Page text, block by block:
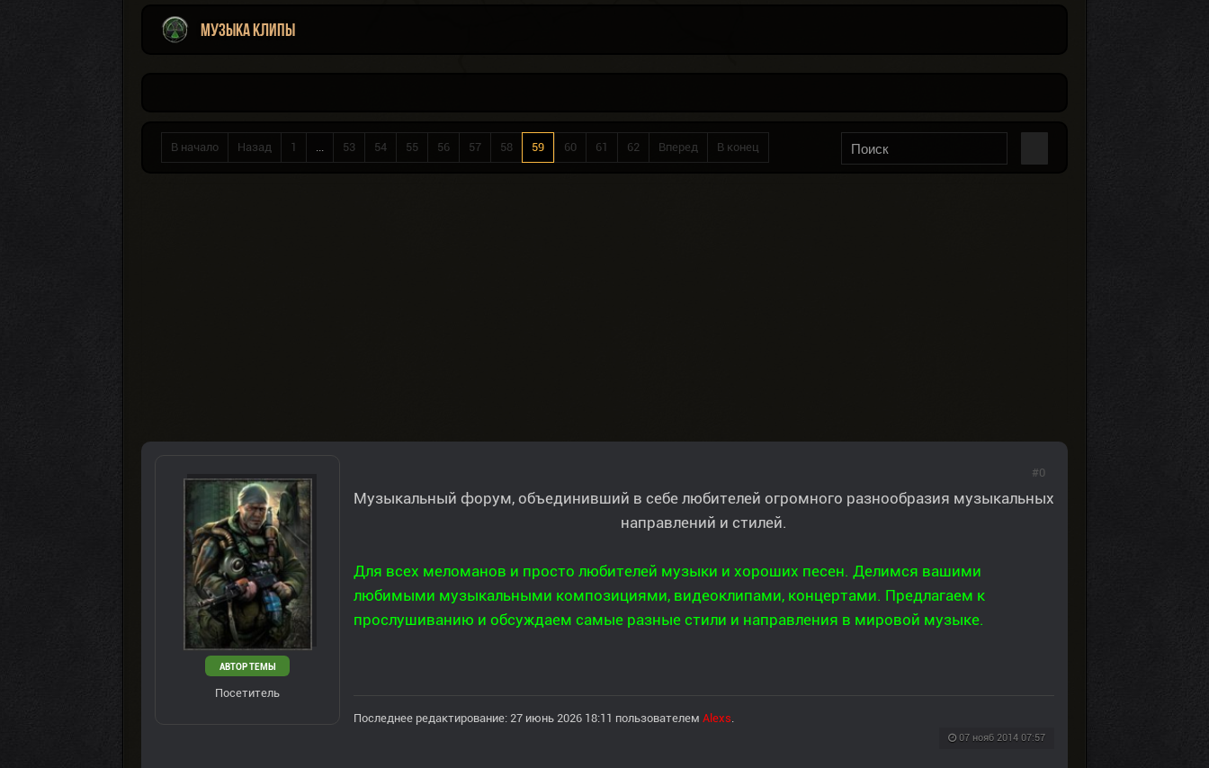
Музыка Клипы
В начало Назад 1 ... 53 54 55 56 57 58 59 60 61 62 Вперед В конец
АВТОР ТЕМЫ
Посетитель
Музыкальный форум, объединивший в себе любителей огромного разнообразия музыкальных
направлений и стилей.
Для всех меломанов и просто любителей музыки и хороших песен. Делимся вашими
любимыми музыкальными композициями, видеоклипами, концертами. Предлагаем к
прослушиванию и обсуждаем самые разные стили и направления в мировой музыке.
Последнее редактирование: 27 июнь 2026 18:11 пользователем Alexs.
07 нояб 2014 07:57
#0